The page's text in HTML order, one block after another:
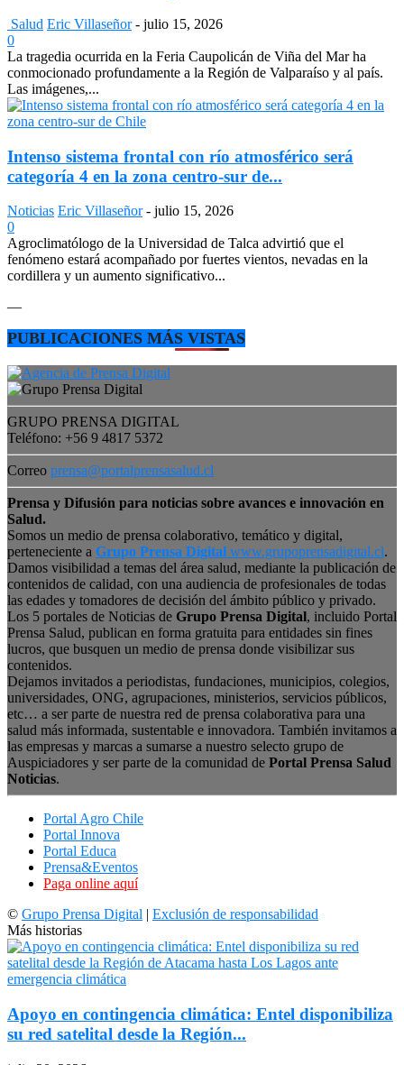
Salud Eric Villaseñor - julio 15, 2026
0
La tragedia ocurrida en la Feria Caupolicán de Viña del Mar ha
conmocionado profundamente a la Región de Valparaíso y al país.
Las imágenes,...
Intenso sistema frontal con río atmosférico será
categoría 4 en la zona centro-sur de...
Noticias Eric Villaseñor - julio 15, 2026
0
Agroclimatólogo de la Universidad de Talca advirtió que el
fenómeno estará acompañado por fuertes vientos, nevadas en la
cordillera y un aumento significativo...
—
PUBLICACIONES MÁS VISTAS
GRUPO PRENSA DIGITAL
Teléfono: +56 9 4817 5372
Correo prensa@portalprensasalud.cl
Prensa y Difusión para noticias sobre avances e innovación en
Salud.
Somos un medio de prensa colaborativo, temático y digital,
perteneciente a Grupo Prensa Digital www.grupoprensadigital.cl.
Damos visibilidad a temas del área salud, mediante la publicación de
contenidos de calidad, con una audiencia de profesionales de todas
las edades y tomadores de decisión del ámbito público y privado.
Los 5 portales de Noticias de Grupo Prensa Digital, incluido Portal
Prensa Salud, publican en forma gratuita para entidades sin fines
lucros, que busquen un medio de prensa donde visibilizar sus
contenidos.
Dejamos invitados a periodistas, fundaciones, municipios, colegios,
universidades, ONG, agrupaciones, ministerios, servicios públicos,
etc… a ser parte de nuestra red de prensa colaborativa para una
salud más informada, sustentable e innovadora. También invitamos a
las empresas y marcas a sumarse a nuestro selecto grupo de
Auspiciadores y ser parte de la comunidad de Portal Prensa Salud
Noticias.
Portal Agro Chile
Portal Innova
Portal Educa
Prensa&Eventos
Paga online aquí
© Grupo Prensa Digital | Exclusión de responsabilidad
Más historias
Apoyo en contingencia climática: Entel disponibiliza
su red satelital desde la Región...